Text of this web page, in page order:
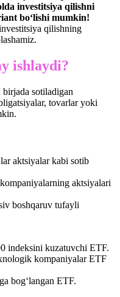
investitsiya qilishni
bo‘lishi mumkin!
qilishning
ishlaydi?
sotiladigan
tovarlar yoki
aktsiyalar kabi sotib
aktsiyalari
boshqaruv tufayli
indeksini kuzatuvchi ETF.
kompaniyalar ETF
bog‘langan ETF.